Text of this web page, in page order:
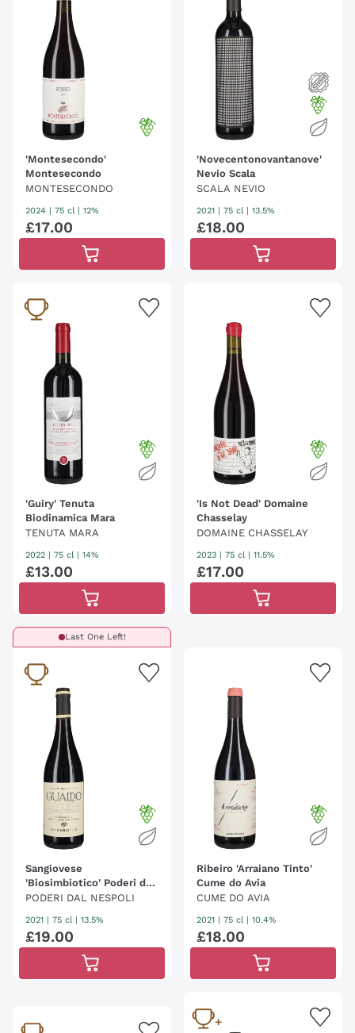
'Montesecondo'
Montesecondo
MONTESECONDO
2024 75 cl | 12%
£17.00
'Novecentonovantanove'
Nevio Scala
SCALA NEVIO
2021 75 cl | 13.5%
£18.00
'Guiry' Tenuta
Biodinamica Mara
TENUTA MARA
2022 75 cl | 14%
£13.00
'Is Not Dead' Domaine
Chasselay
DOMAINE CHASSELAY
2023 75 cl | 11.5%
£17.00
Last One Left!
Sangiovese
'Biosimbiotico' Poderi dal
Nespoli
PODERI DAL NESPOLI
2021 | 75 cl | 13.5%
£19.00
Ribeiro 'Arraiano Tinto'
Cume do Avia
CUME DO AVIA
2021 | 75 cl | 10.4%
£18.00